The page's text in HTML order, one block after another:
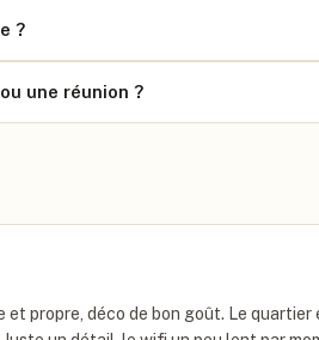
?
une réunion ?
propre, déco de bon goût. Le